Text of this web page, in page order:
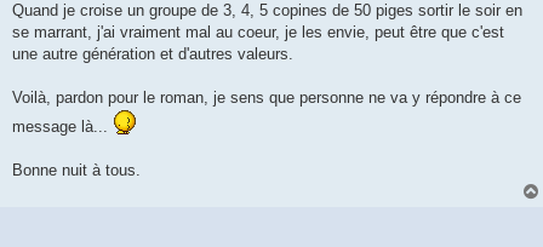
Quand je croise un groupe de 3, 4, 5 copines de 50 piges sortir le soir en
se marrant, j'ai vraiment mal au coeur, je les envie, peut être que c'est
une autre génération et d'autres valeurs.
Voilà, pardon pour le roman, je sens que personne ne va y répondre à ce
message là...
Bonne nuit à tous.